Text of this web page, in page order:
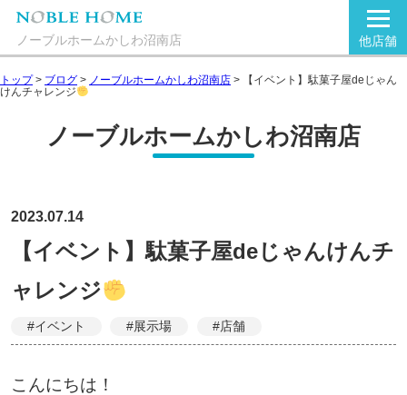
ノーブルホームかしわ沼南店 他店舗
トップ> ブログ > ノーブルホームかしわ沼南店 >
【イベント】駄菓子屋deじゃん
けんチャレンジ
ノーブルホームかしわ沼南店
2023.07.14
【イベント】駄菓子屋deじゃんけんチ
ャレンジ
#イベント #展示場 #店舗
こんにちは！